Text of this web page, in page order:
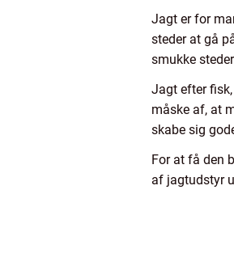
Jagt er for
steder at gå
smukke
Jagt efter
måske af, at
skabe sig
For at få den
af jagtudstyr